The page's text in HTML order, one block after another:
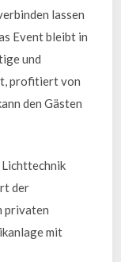
lassen
Event bleibt in
und
profitiert von
den Gästen
Lichttechnik
der
privaten
mit